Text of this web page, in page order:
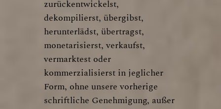
zurückentwickelst,
dekompilierst, übergibst,
herunterlädst, übertragst,
monetarisierst, verkaufst,
vermarktest oder
kommerzialisierst in jeglicher
Form, ohne unsere vorherige
schriftliche Genehmigung, außer